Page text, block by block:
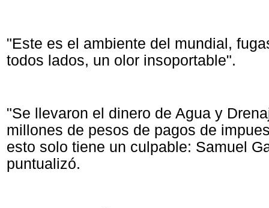
"Este es el ambiente del mundial,
todos lados, un olor insoportable".
"Se llevaron el dinero de Agua y
millones de pesos de pagos de
esto solo tiene un culpable: Samuel
puntualizó.